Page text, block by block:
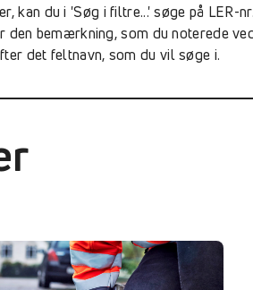
kan du i 'Søg i filtre...' søge på
bemærkning, som du noterede
det feltnavn, som du vil søge i.